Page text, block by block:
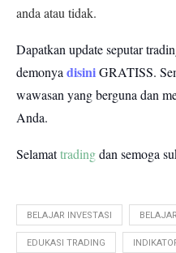
anda atau tidak.
Dapatkan update seputar
demonyadisiniGRATISS.
wawasan yang berguna dan
Anda.
Selamattradingdan semoga
BELAJAR INVESTASI
EDUKASI TRADING